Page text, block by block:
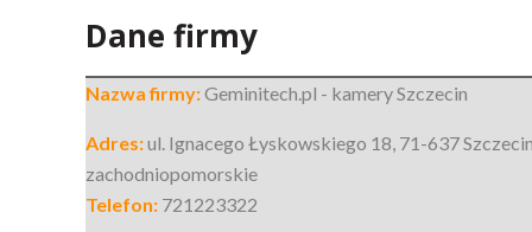
Dane firmy
Nazwa firmy:Geminitech.pl - kamery Szczecin
Adres:ul. Ignacego Łyskowskiego 18, 71-637
zachodniopomorskie
Telefon: 721223322